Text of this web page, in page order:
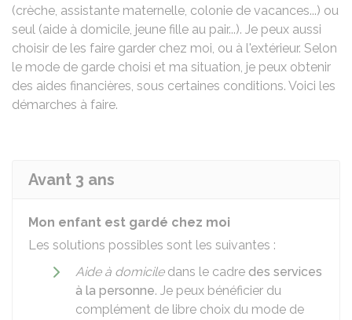
(crèche, assistante maternelle, colonie de vacances...) ou
seul (aide à domicile, jeune fille au pair...). Je peux aussi
choisir de les faire garder chez moi, ou à l'extérieur. Selon
le mode de garde choisi et ma situation, je peux obtenir
des aides financières, sous certaines conditions. Voici les
démarches à faire.
Avant 3 ans
Mon enfant est gardé chez moi
Les solutions possibles sont les suivantes :
Aide à domiciledans le cadre des services
à la personne. Je peux bénéficier du
complément de libre choix du mode de